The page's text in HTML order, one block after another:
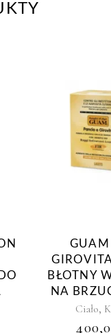
GUAM
BŁOTNY
NA
Ciało,